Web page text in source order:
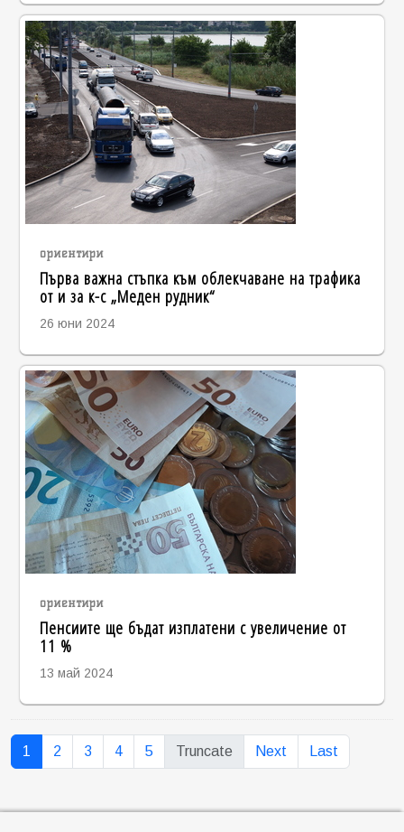
ориентири
Първа важна стъпка към облекчаване на трафика
от и за к-с „Меден рудник“
26 юни 2024
ориентири
Пенсиите ще бъдат изплатени с увеличение от
11 %
13 май 2024
1 2 3 4 5 Truncate Next Last